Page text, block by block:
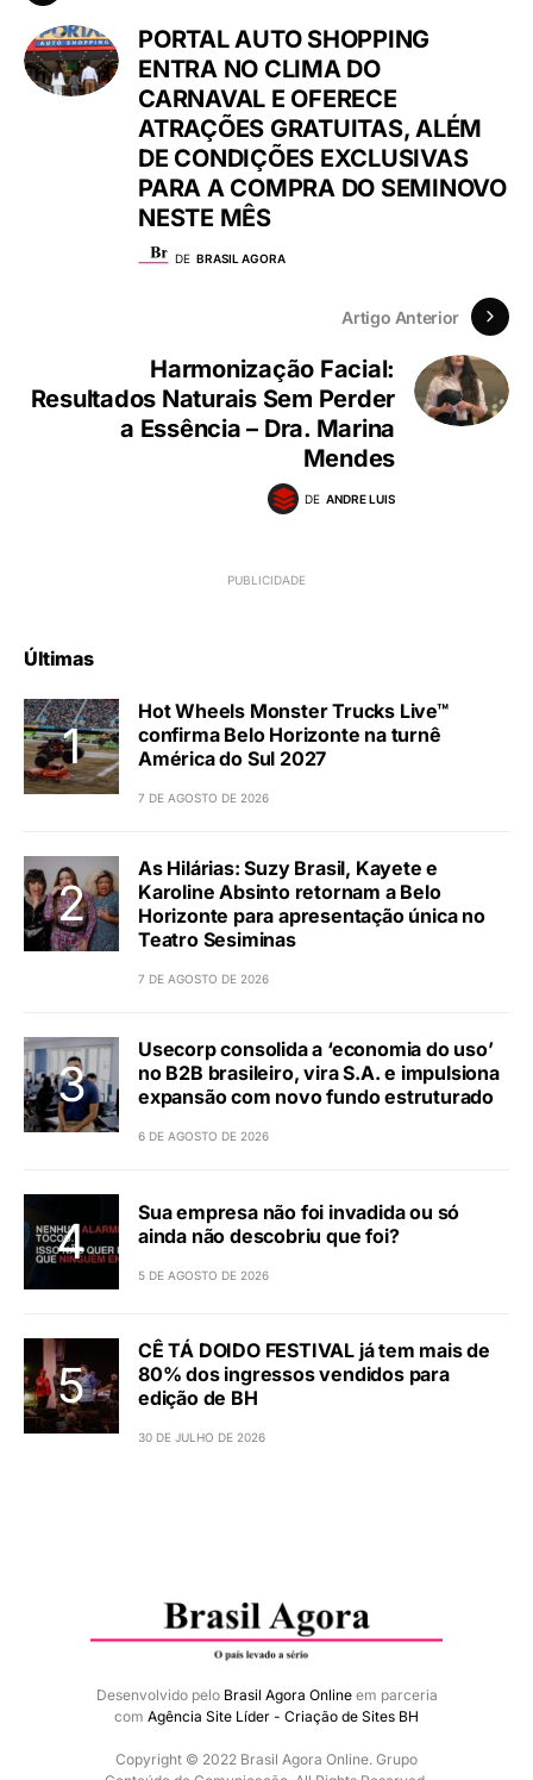
PORTAL AUTO SHOPPING
ENTRA NO CLIMA DO
CARNAVAL E OFERECE
ATRAÇÕES GRATUITAS, ALÉM
DE CONDIÇÕES EXCLUSIVAS
PARA A COMPRA DO SEMINOVO
NESTE MÊS
DE BRASIL AGORA
Artigo Anterior
Harmonização Facial:
Resultados Naturais Sem Perder
a Essência – Dra. Marina
Mendes
DE ANDRE LUIS
Últimas
Hot Wheels Monster Trucks Live™
confirma Belo Horizonte na turnê
América do Sul 2027
7 DE AGOSTO DE 2026
As Hilárias: Suzy Brasil, Kayete e
Karoline Absinto retornam a Belo
Horizonte para apresentação única no
Teatro Sesiminas
7 DE AGOSTO DE 2026
Usecorp consolida a ‘economia do uso’
no B2B brasileiro, vira S.A. e impulsiona
expansão com novo fundo estruturado
6 DE AGOSTO DE 2026
Sua empresa não foi invadida ou só
ainda não descobriu que foi?
5 DE AGOSTO DE 2026
CÊ TÁ DOIDO FESTIVAL já tem mais de
80% dos ingressos vendidos para
edição de BH
30 DE JULHO DE 2026
Desenvolvido pelo Brasil Agora Onlineem parceria
com Agência Site Líder - Criação de Sites BH
Copyright © 2022 Brasil Agora Online. Grupo